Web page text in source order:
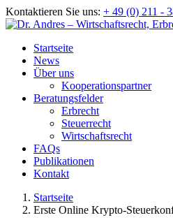
Zum
Inhalt
Kontaktieren Sie uns: + 49 (0) 211 -
Startseite
News
Über uns
Kooperationspartner
Beratungsfelder
Erbrecht
Steuerrecht
Wirtschaftsrecht
FAQs
Publikationen
Kontakt
Startseite
Erste Online Krypto-